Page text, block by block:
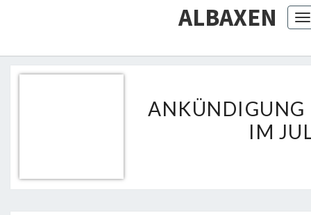
ALBAXEN
ANKÜNDIGUNG
IM